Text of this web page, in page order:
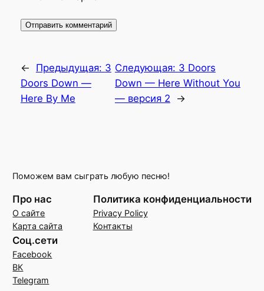
← Предыдущая: 3
Doors Down —
Here By Me
Следующая: 3 Doors
Down — Here Without You
— версия 2
→
Поможем вам сыграть любую песню!
Про нас
О сайте
Карта сайта
Политика конфиденциальности
Privacy Policy
Контакты
Соц.сети
Facebook
ВК
Telegram